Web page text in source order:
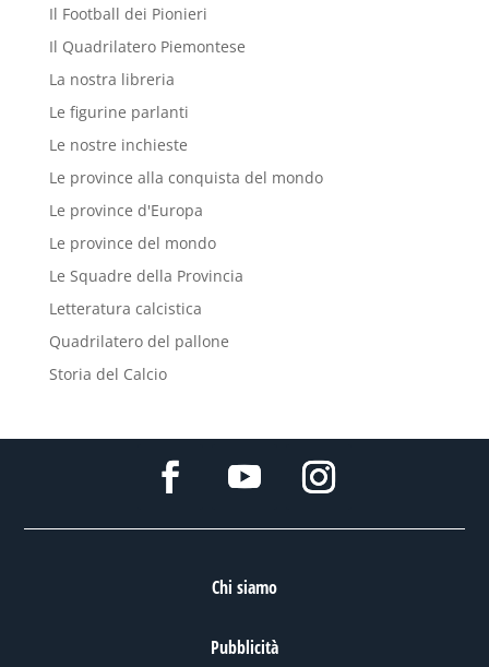
Il Football dei Pionieri
Il Quadrilatero Piemontese
La nostra libreria
Le figurine parlanti
Le nostre inchieste
Le province alla conquista del mondo
Le province d'Europa
Le province del mondo
Le Squadre della Provincia
Letteratura calcistica
Quadrilatero del pallone
Storia del Calcio
Chi siamo
Pubblicità